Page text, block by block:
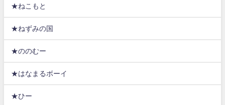
★ねこもと
★ねずみの国
★ののむー
★はなまるボーイ
★ひー